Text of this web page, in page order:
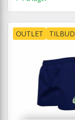
OUTLET TILBUD